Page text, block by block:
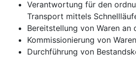
Verantwortung für den
Transport mittels
Bereitstellung von Waren an
Kommissionierung von Waren
Durchführung von